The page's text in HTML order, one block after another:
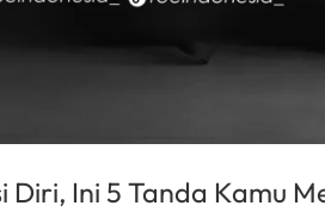
Diri, Ini 5 Tanda Kamu